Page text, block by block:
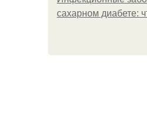
сахарном диабете: